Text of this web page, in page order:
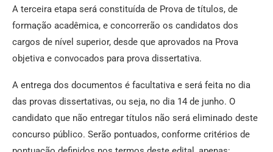
A terceira etapa será constituída de Prova de títulos, de
formação acadêmica, e concorrerão os candidatos dos
cargos de nível superior, desde que aprovados na Prova
objetiva e convocados para prova dissertativa.
A entrega dos documentos é facultativa e será feita no dia
das provas dissertativas, ou seja, no dia 14 de junho. O
candidato que não entregar títulos não será eliminado deste
concurso público. Serão pontuados, conforme critérios de